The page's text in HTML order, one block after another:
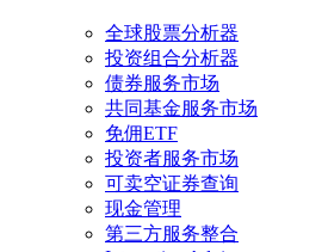
全球股票分析器
投资组合分析器
债券服务市场
共同基金服务市场
免佣ETF
投资者服务市场
可卖空证券查询
现金管理
第三方服务整合